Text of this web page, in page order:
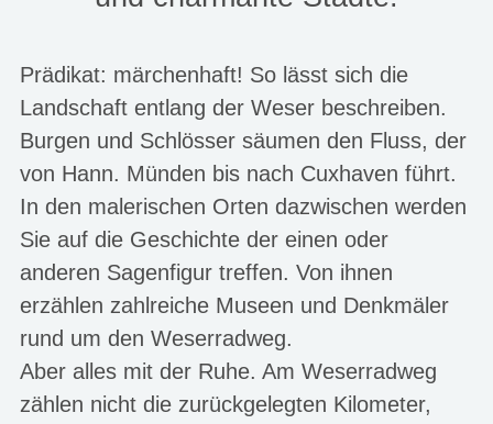
Prädikat: märchenhaft! So lässt sich die
Landschaft entlang der Weser beschreiben.
Burgen und Schlösser säumen den Fluss, der
von Hann. Münden bis nach Cuxhaven führt.
In den malerischen Orten dazwischen werden
Sie auf die Geschichte der einen oder
anderen Sagenfigur treffen. Von ihnen
erzählen zahlreiche Museen und Denkmäler
rund um den Weserradweg.
Aber alles mit der Ruhe. Am Weserradweg
zählen nicht die zurückgelegten Kilometer,